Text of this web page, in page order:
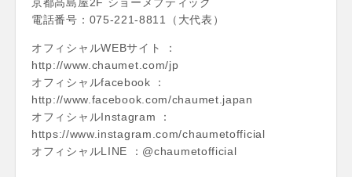
電話番号：075-221-8811（大代表）
オフィシャルWEBサイト ：
http://www.chaumet.com/jp
オフィシャルfacebook ：
http://www.facebook.com/chaumet.japan
オフィシャルInstagram ：
https://www.instagram.com/chaumetofficial
オフィシャルLINE ：@chaumetofficial